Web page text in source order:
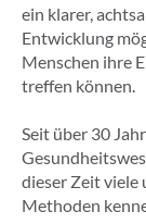
ein klarer,
Entwicklung
Menschen ihre
treffen können.
Seit über 30
dieser Zeit viele
Methoden